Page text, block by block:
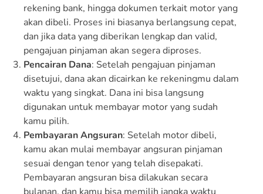
rekening bank, hingga dokumen terkait motor yang
akan dibeli. Proses ini biasanya berlangsung cepat,
dan jika data yang diberikan lengkap dan valid,
pengajuan pinjaman akan segera diproses.
Pencairan Dana: Setelah pengajuan pinjaman
disetujui, dana akan dicairkan ke rekeningmu dalam
waktu yang singkat. Dana ini bisa langsung
digunakan untuk membayar motor yang sudah
kamu pilih.
Pembayaran Angsuran: Setelah motor dibeli,
kamu akan mulai membayar angsuran pinjaman
sesuai dengan tenor yang telah disepakati.
Pembayaran angsuran bisa dilakukan secara